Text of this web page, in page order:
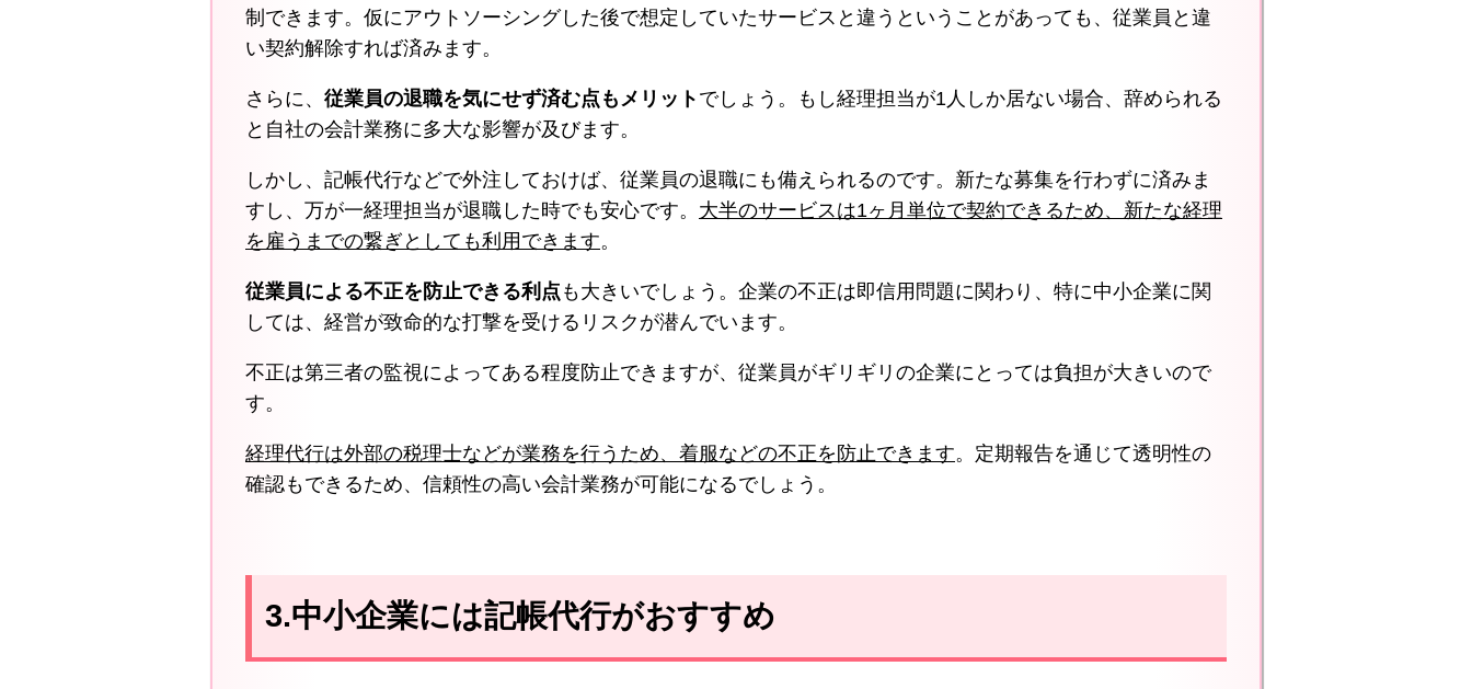
制できます。仮にアウトソーシングした後で想定していたサービスと違うということがあっても、従業員と違
い契約解除すれば済みます。
さらに、 従業員の退職を気にせず済む点もメリット でしょう。もし経理担当が1人しか居ない場合、辞められる
と自社の会計業務に多大な影響が及びます。
しかし、記帳代行などで外注しておけば、従業員の退職にも備えられるのです。新たな募集を行わずに済みま
すし、万が一経理担当が退職した時でも安心です。 大半のサービスは1ヶ月単位で契約できるため、新たな経理
を雇うまでの繋ぎとしても利用できます。
従業員による不正を防止できる利点 も大きいでしょう。企業の不正は即信用問題に関わり、特に中小企業に関
しては、経営が致命的な打撃を受けるリスクが潜んでいます。
不正は第三者の監視によってある程度防止できますが、従業員がギリギリの企業にとっては負担が大きいので
す。
経理代行は外部の税理士などが業務を行うため、着服などの不正を防止できます。定期報告を通じて透明性の
確認もできるため、信頼性の高い会計業務が可能になるでしょう。
3.中小企業には記帳代行がおすすめ